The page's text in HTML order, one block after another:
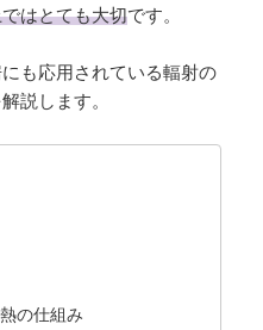
はとても大切です。
も応用されている輻射の
説します。
の仕組み